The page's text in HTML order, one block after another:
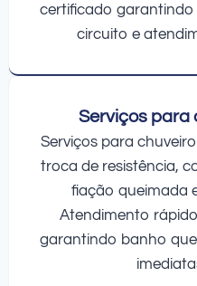
certificado
circuito e
Serviços para
Serviços para
troca de resistência,
fiação queimada
Atendimento
garantindo banho